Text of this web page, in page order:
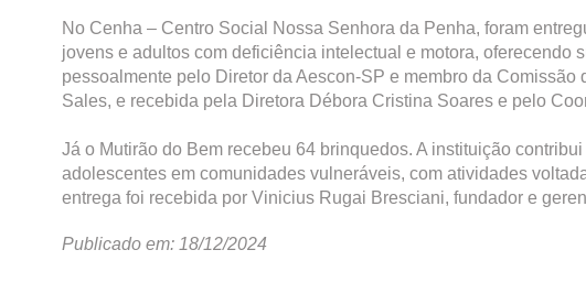
No Cenha – Centro Social Nossa Senhora da Penha, foram
jovens e adultos com deficiência intelectual e motora, oferecendo
pessoalmente pelo Diretor da Aescon-SP e membro da
Sales, e recebida pela Diretora Débora Cristina Soares e pelo
Já o Mutirão do Bem recebeu 64 brinquedos. A instituição
adolescentes em comunidades vulneráveis, com atividades
entrega foi recebida por Vinicius Rugai Bresciani, fundador e
Publicado em: 18/12/2024